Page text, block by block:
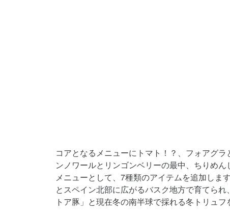
コアとなるメニューにトマト！？、フォアグ
ンノワールとリンゴンベリーの最中、ちりめ
メニューとして、7種類のアイテムを追加しま
とスペイン北部に広がるバスク地方で育てら
トア豚」と現在冬の南半球で採れる冬トリュ